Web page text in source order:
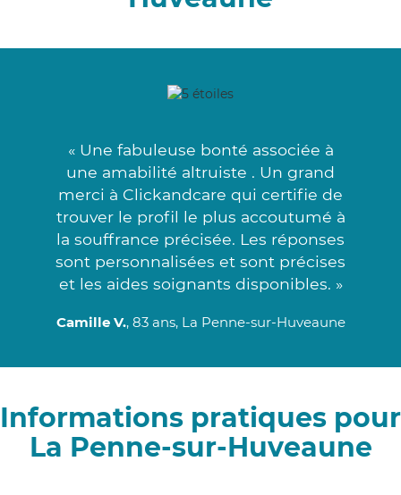
« Une fabuleuse bonté associée à
une amabilité altruiste . Un grand
merci à Clickandcare qui certifie de
trouver le profil le plus accoutumé à
la souffrance précisée. Les réponses
sont personnalisées et sont précises
et les aides soignants disponibles. »
Camille V., 83 ans, La Penne-sur-Huveaune
Informations pratiques pour
La Penne-sur-Huveaune